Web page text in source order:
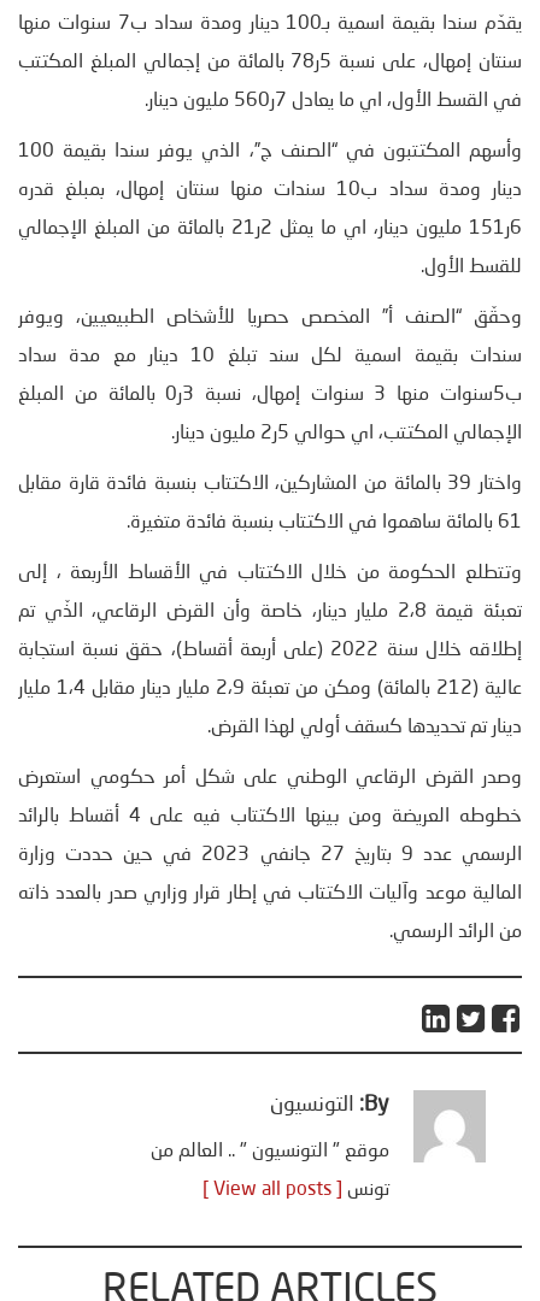
يقدّم سندا بقيمة اسمية بـ100 دينار ومدة سداد ب7 سنوات منها
سنتان إمهال، على نسبة 5ر78 بالمائة من إجمالي المبلغ المكتتب
في القسط الأول، اي ما يعادل 7ر560 مليون دينار.
وأسهم المكتتبون في “الصنف ج”، الذي يوفر سندا بقيمة 100
دينار ومدة سداد ب10 سندات منها سنتان إمهال، بمبلغ قدره
6ر151 مليون دينار، اي ما يمثل 2ر21 بالمائة من المبلغ الإجمالي
للقسط الأول.
وحقّق “الصنف أ” المخصص حصريا للأشخاص الطبيعيين، ويوفر
سندات بقيمة اسمية لكل سند تبلغ 10 دينار مع مدة سداد
ب5سنوات منها 3 سنوات إمهال، نسبة 3ر0 بالمائة من المبلغ
الإجمالي المكتتب، اي حوالي 5ر2 مليون دينار.
واختار 39 بالمائة من المشاركين، الاكتتاب بنسبة فائدة قارة مقابل
61 بالمائة ساهموا في الاكتتاب بنسبة فائدة متغيرة.
وتتطلع الحكومة من خلال الاكتتاب في الأقساط الأربعة ، إلى
تعبئة قيمة 2،8 مليار دينار، خاصة وأن القرض الرقاعي، الذّي تم
إطلاقه خلال سنة 2022 (على أربعة أقساط)، حقق نسبة استجابة
عالية (212 بالمائة) ومكن من تعبئة 2،9 مليار دينار مقابل 1،4 مليار
دينار تم تحديدها كسقف أولي لهذا القرض.
وصدر القرض الرقاعي الوطني على شكل أمر حكومي استعرض
خطوطه العريضة ومن بينها الاكتتاب فيه على 4 أقساط بالرائد
الرسمي عدد 9 بتاريخ 27 جانفي 2023 في حين حددت وزارة
المالية موعد وآليات الاكتتاب في إطار قرار وزاري صدر بالعدد ذاته
من الرائد الرسمي.
By: التونسيون
موقع " التونسيون " .. العالم من
تونس
RELATED ARTICLES